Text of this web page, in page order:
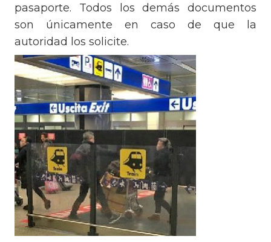
pasaporte. Todos los demás documentos
son únicamente en caso de que la
autoridad los solicite.